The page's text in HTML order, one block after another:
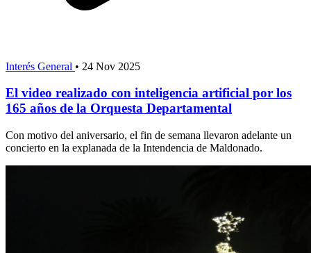
Interés General • 24 Nov 2025
El video realizado con inteligencia artificial por los
165 años de la Orquesta Departamental
Con motivo del aniversario, el fin de semana llevaron adelante un
concierto en la explanada de la Intendencia de Maldonado.